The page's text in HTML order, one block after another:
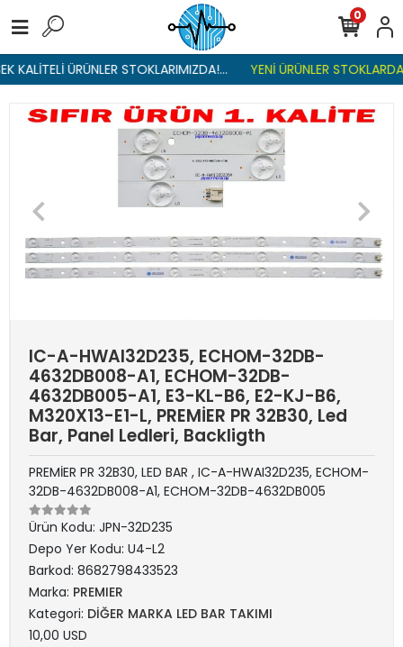
KALİTELİ ÜRÜNLER STOKLARIMIZDA!... YENİ ÜRÜNLER
0
IC-A-HWAI32D235, ECHOM-32DB-
4632DB008-A1, ECHOM-32DB-
4632DB005-A1, E3-KL-B6, E2-KJ-B6,
M320X13-E1-L, PREMİER PR 32B30, Led
Bar, Panel Ledleri, Backligth
PREMİER PR 32B30, LED BAR , IC-A-HWAI32D235, ECHOM-
32DB-4632DB008-A1, ECHOM-32DB-4632DB005
Ürün Kodu: JPN-32D235
Depo Yer Kodu: U4-L2
Barkod: 8682798433523
Marka: PREMIER
Kategori: DİĞER MARKA LED BAR TAKIMI
10,00 USD